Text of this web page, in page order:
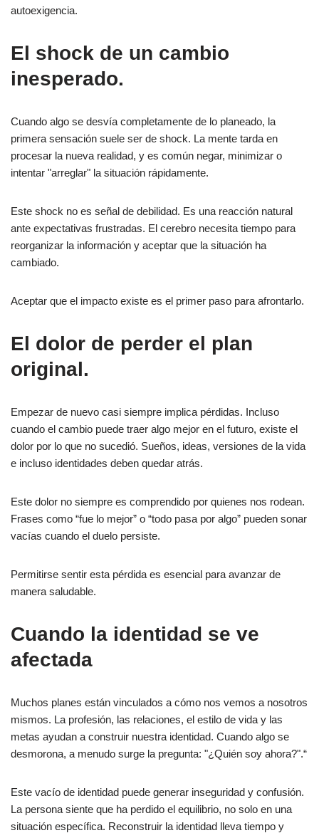
autoexigencia.
El shock de un cambio
inesperado.
Cuando algo se desvía completamente de lo planeado, la
primera sensación suele ser de shock. La mente tarda en
procesar la nueva realidad, y es común negar, minimizar o
intentar "arreglar" la situación rápidamente.
Este shock no es señal de debilidad. Es una reacción natural
ante expectativas frustradas. El cerebro necesita tiempo para
reorganizar la información y aceptar que la situación ha
cambiado.
Aceptar que el impacto existe es el primer paso para afrontarlo.
El dolor de perder el plan
original.
Empezar de nuevo casi siempre implica pérdidas. Incluso
cuando el cambio puede traer algo mejor en el futuro, existe el
dolor por lo que no sucedió. Sueños, ideas, versiones de la vida
e incluso identidades deben quedar atrás.
Este dolor no siempre es comprendido por quienes nos rodean.
Frases como “fue lo mejor” o “todo pasa por algo” pueden sonar
vacías cuando el duelo persiste.
Permitirse sentir esta pérdida es esencial para avanzar de
manera saludable.
Cuando la identidad se ve
afectada
Muchos planes están vinculados a cómo nos vemos a nosotros
mismos. La profesión, las relaciones, el estilo de vida y las
metas ayudan a construir nuestra identidad. Cuando algo se
desmorona, a menudo surge la pregunta: "¿Quién soy ahora?".“
Este vacío de identidad puede generar inseguridad y confusión.
La persona siente que ha perdido el equilibrio, no solo en una
situación específica. Reconstruir la identidad lleva tiempo y